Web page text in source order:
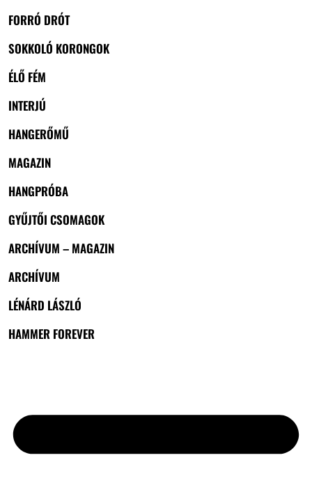
FORRÓ DRÓT
SOKKOLÓ KORONGOK
ÉLŐ FÉM
INTERJÚ
HANGERŐMŰ
MAGAZIN
HANGPRÓBA
GYŰJTŐI CSOMAGOK
ARCHÍVUM – MAGAZIN
ARCHÍVUM
LÉNÁRD LÁSZLÓ
HAMMER FOREVER